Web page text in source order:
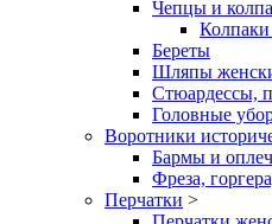
Чепцы и
Береты
Шляпы
Стюардессы,
Головные
Воротники
Бармы и
Фреза,
Перчатки >